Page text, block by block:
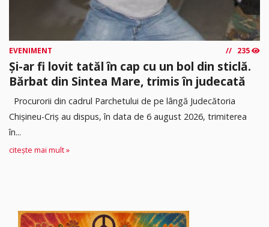
EVENIMENT 235
Și-ar fi lovit tatăl în cap cu un bol din sticlă.
Bărbat din Sintea Mare, trimis în judecată
Procurorii din cadrul Parchetului de pe lângă Judecătoria
Chișineu-Criș au dispus, în data de 6 august 2026, trimiterea
în...
citește mai mult »